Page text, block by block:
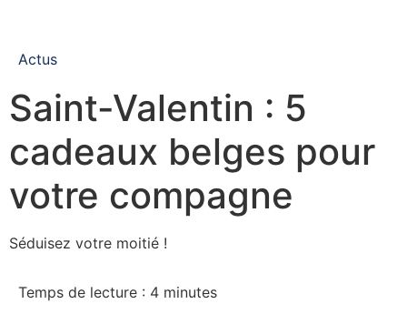
Actus
Saint-Valentin : 5
cadeaux belges pour
votre compagne
Séduisez votre moitié !
Temps de lecture : 4 minutes